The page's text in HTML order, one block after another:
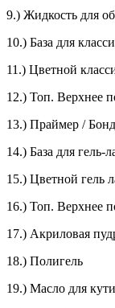
9.) Жидкость для
10.) База для
11.) Цветной
12.) Топ. Верхнее
13.) Праймер / Бонд
14.) База для гель-
15.) Цветной гель
16.) Топ. Верхнее
17.) Акриловая
18.) Полигель
19.) Масло для